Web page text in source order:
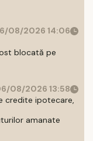
08/2026 14:06
blocată pe
08/2026 13:58
credite ipotecare,
amanate